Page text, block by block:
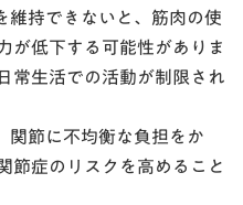
維持できないと、筋肉の使
が低下する可能性がありま
常生活での活動が制限され
関節に不均衡な負担をか
節症のリスクを高めること